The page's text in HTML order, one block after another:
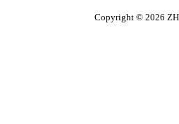
Copyright © 2026